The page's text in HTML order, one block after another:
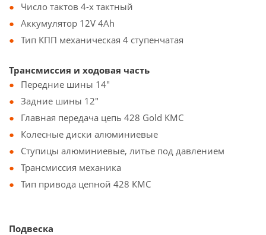
Число тактов 4-х тактный
Аккумулятор 12V 4Ah
Тип КПП механическая 4 ступенчатая
Трансмиссия и ходовая часть
Передние шины 14"
Задние шины 12"
Главная передача цепь 428 Gold КМС
Колесные диски алюминиевые
Ступицы алюминиевые, литье под давлением
Трансмиссия механика
Тип привода цепной 428 КМС
Подвеска